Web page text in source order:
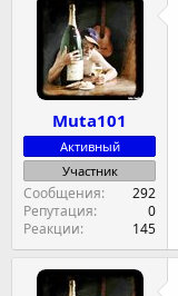
Muta101
Активный
Участник
Сообщения
292
Репутация
0
Реакции
145